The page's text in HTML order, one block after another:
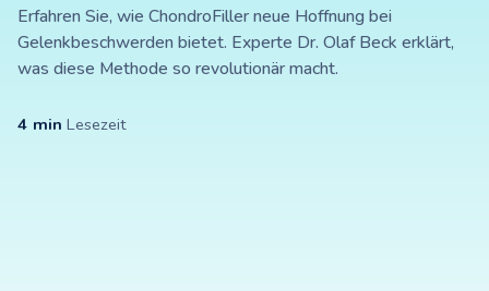
Erfahren Sie, wie ChondroFiller neue Hoffnung bei
Gelenkbeschwerden bietet. Experte Dr. Olaf Beck erklärt,
was diese Methode so revolutionär macht.
4 min Lesezeit